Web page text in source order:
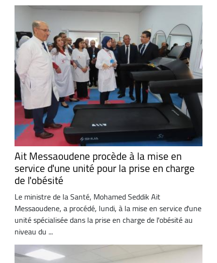
Ait Messaoudene procède à la mise en
service d'une unité pour la prise en charge
de l'obésité
Le ministre de la Santé, Mohamed Seddik Ait
Messaoudene, a procédé, lundi, à la mise en service d'une
unité spécialisée dans la prise en charge de l'obésité au
niveau du ...